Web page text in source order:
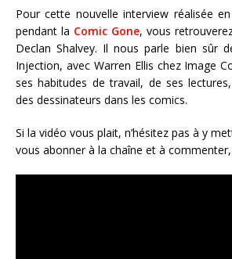
Pour cette nouvelle interview réalisée
pendant la Comic Gone, vous
Declan Shalvey. Il nous parle bien sûr
Injection, avec Warren Ellis chez Image
ses habitudes de travail, de ses
des dessinateurs dans les comics.
Si la vidéo vous plait, n’hésitez pas à y
vous abonner à la chaîne et à